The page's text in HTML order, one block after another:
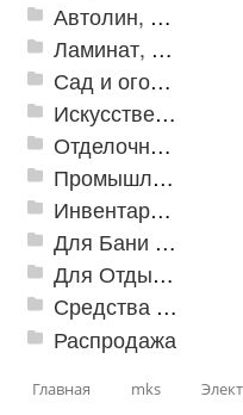
Автолин, Транслин, Линолеум
Ламинат, Кварцвиниловая плитка SPC
Сад и огород
Искусственная трава
Отделочные профили
Промышленный текстиль
Инвентарь для клининга
Для Бани и Сауны
Для Отдыха и Пикника
Средства от насекомых и садовых вредителей
Распродажа
Главная mks